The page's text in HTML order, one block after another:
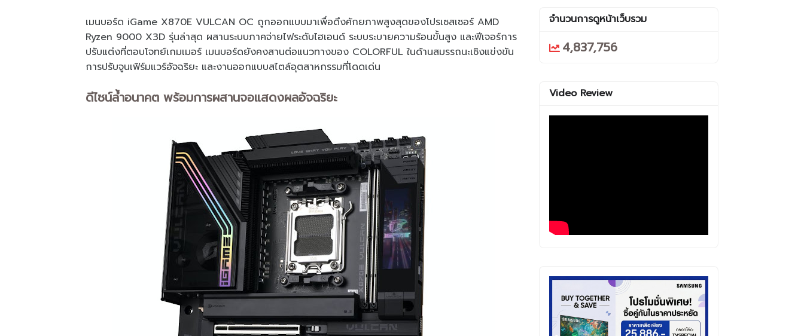
เมนบอร์ด iGame X870E VULCAN OC ถูกออกแบบมาเพื่อดึงศักยภาพสูงสุดของโปรเซสเซอร์ AMD
Ryzen 9000 X3D รุ่นล่าสุด ผสานระบบภาคจ่ายไฟระดับไฮเอนด์ ระบบระบายความร้อนขั้นสูง และฟีเจอร์การ
ปรับแต่งที่ตอบโจทย์เกมเมอร์ เมนบอร์ดยังคงสานต่อแนวทางของ COLORFUL ในด้านสมรรถนะเชิงแข่งขัน
การปรับจูนเฟิร์มแวร์อัจฉริยะ และงานออกแบบสไตล์อุตสาหกรรมที่โดดเด่น
ดีไซน์ล้ำอนาคต พร้อมการผสานจอแสดงผลอัจฉริยะ
จำนวนการดูหน้าเว็บรวม
4,837,756
Video Review